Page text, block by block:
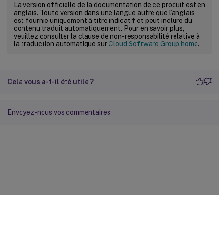
La version officielle de la documentation de ce produit est en
anglais. Toute version dans une langue autre que l’anglais
est fournie uniquement à titre indicatif et peut inclure du
contenu traduit automatiquement. Pour en savoir plus,
veuillez consulter la clause de non-responsabilité relative à
la traduction automatique surCloud Software Group home.
Cela vous a-t-il été utile ?
Envoyez-nous vos commentaires